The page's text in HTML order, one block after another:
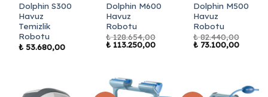
Dolphin S300
Havuz
Temizlik
Robotu
₺ 53.680,00
Dolphin M600
Havuz
Robotu
₺128.654,00
Orijinal
fiyat:
₺ 113.250,00Şu
Dolphin M500
Havuz
Robotu
₺82.440,00
Orijinal
fiyat:
₺ 73.100,00Şu